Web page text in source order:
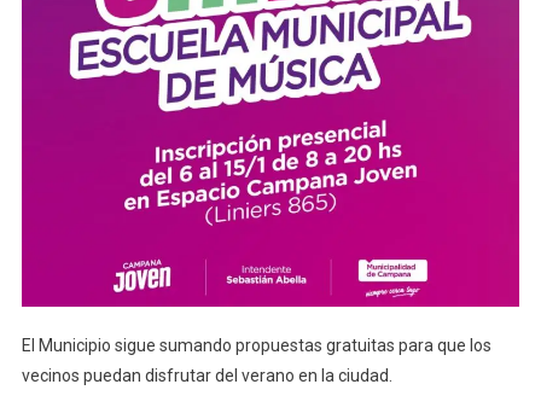
El Municipio sigue sumando propuestas gratuitas para que los
vecinos puedan disfrutar del verano en la ciudad.